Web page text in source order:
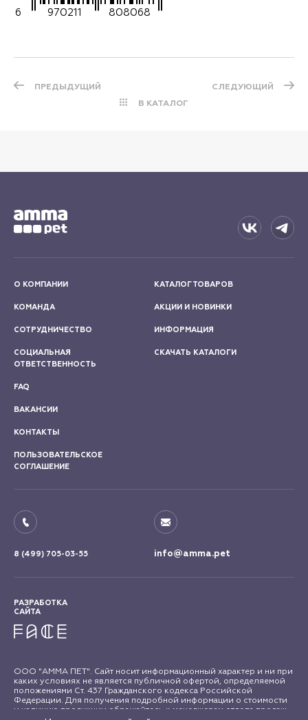
6 970211 808068
ПРЕДЫДУЩИЙ
В КАТАЛОГ
СЛЕДУЮЩИЙ
О КОМПАНИИ
КОМАНДА
СОТРУДНИЧЕСТВО
СОЦИАЛЬНАЯ
ОТВЕТСТВЕННОСТЬ
КАТАЛОГ ТОВАРОВ
АКЦИИ И НОВИНКИ
ИНФОРМАЦИЯ
СКАЧАТЬ КАТАЛОГИ
FAQ
ВАКАНСИИ
КОНТАКТЫ
ПОЛЬЗОВАТЕЛЬСКОЕ
СОГЛАШЕНИЕ
8 (499) 705-03-55 info@amma.pet
РАЗРАБОТКА
САЙТА
ООО "АММА ПЕТ". Сайт носит информационный характер и ни при
каких условиях не является публичной офертой, определяемой
положениями Ст. 437 Гражданского кодекса Российской
Федерации. Для получения подробной информации о стоимости
и наличию продукции обращайтесь к менеджерам отдела продаж